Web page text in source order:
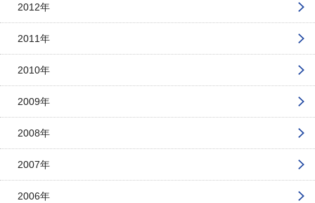
2012年
2011年
2010年
2009年
2008年
2007年
2006年